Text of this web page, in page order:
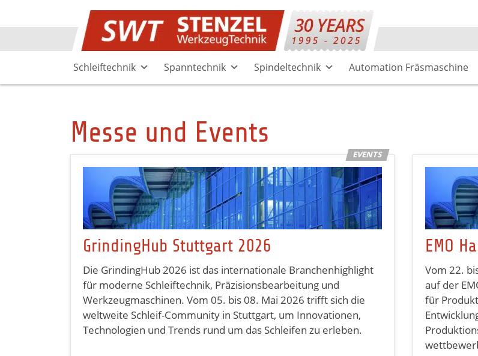
Schleiftechnik Spanntechnik Spindeltechnik Automation Fräsmaschine
Messe und Events
GrindingHub Stuttgart 2026
Die GrindingHub 2026 ist das internationale Branchenhighlight
für moderne Schleiftechnik, Präzisionsbearbeitung und
Werkzeugmaschinen. Vom 05. bis 08. Mai 2026 trifft sich die
weltweite Schleif-Community in Stuttgart, um Innovationen,
Technologien und Trends rund um das Schleifen zu erleben.
EMO
Vom 22.
auf der
für